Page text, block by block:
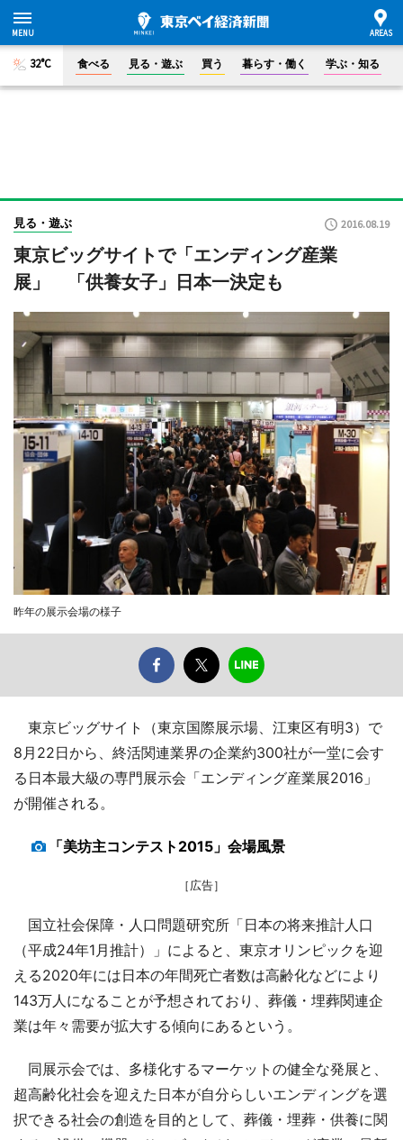
32°C 食べる 見る・遊ぶ 買う 暮らす・働く 学ぶ・知る
見る・遊ぶ 2016.08.19
東京ビッグサイトで「エンディング産業
展」 「供養女子」日本一決定も
昨年の展示会場の様子
東京ビッグサイト（東京国際展示場、江東区有明3）で
8月22日から、終活関連業界の企業約300社が一堂に会す
る日本最大級の専門展示会「エンディング産業展2016」
が開催される。
「美坊主コンテスト2015」会場風景
［広告］
国立社会保障・人口問題研究所「日本の将来推計人口
（平成24年1月推計）」によると、東京オリンピックを迎
える2020年には日本の年間死亡者数は高齢化などにより
143万人になることが予想されており、葬儀・埋葬関連企
業は年々需要が拡大する傾向にあるという。
同展示会では、多様化するマーケットの健全な発展と、
超高齢化社会を迎えた日本が自分らしいエンディングを選
択できる社会の創造を目的として、葬儀・埋葬・供養に関